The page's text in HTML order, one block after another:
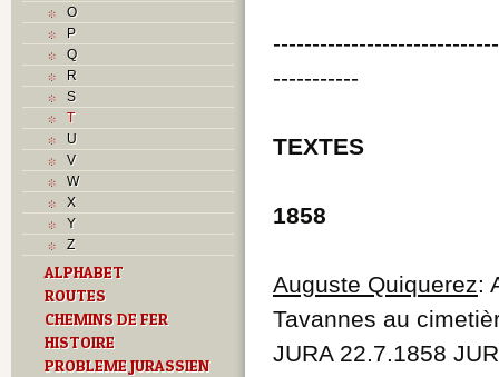
O
P
Q
R
S
T
U
V
W
X
Y
Z
ALPHABET
ROUTES
CHEMINS DE FER
HISTOIRE
PROBLEME JURASSIEN
-----------
TEXTES
1858
Auguste Quiquerez:
Tavannes au
JURA 22.7.1858